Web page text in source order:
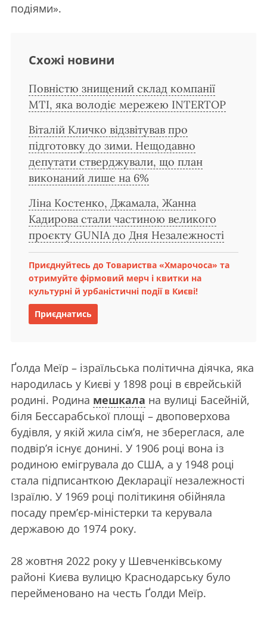
подіями».
Схожі новини
Повністю знищений склад компанії
MTI, яка володіє мережею INTERTOP
Віталій Кличко відзвітував про
підготовку до зими. Нещодавно
депутати стверджували, що план
виконаний лише на 6%
Ліна Костенко, Джамала, Жанна
Кадирова стали частиною великого
проєкту GUNIA до Дня Незалежності
Приєднуйтесь до Товариства «Хмарочоса» та
отримуйте фірмовий мерч і квитки на
культурні й урбаністичні події в Києві!
Приєднатись
Ґолда Меїр – ізраїльська політична діячка, яка
народилась у Києві у 1898 році в єврейській
родині. Родина мешкала на вулиці Басейній,
біля Бессарабської площі – двоповерхова
будівля, у якій жила сімʼя, не збереглася, але
подвір’я існує донині. У 1906 році вона із
родиною емігрувала до США, а у 1948 році
стала підписанткою Декларації незалежності
Ізраїлю. У 1969 році політикиня обійняла
посаду премʼєр-міністерки та керувала
державою до 1974 року.
28 жовтня 2022 року у Шевченківському
районі Києва вулицю Краснодарську було
перейменовано на честь Ґолди Меїр.